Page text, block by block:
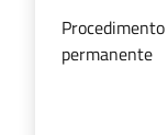
permanente